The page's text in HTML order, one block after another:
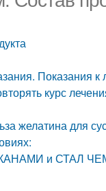
Показания
курс
желатина для
и СТАЛ